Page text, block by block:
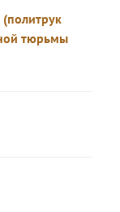
тюрьмы